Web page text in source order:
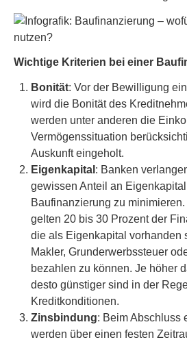
Wichtige Kriterien bei einer
Bonität: Vor der Bewilligung
wird die Bonität des
werden unter anderen die
Vermögenssituation
Auskunft eingeholt.
Eigenkapital : Banken
gewissen Anteil an
Baufinanzierung zu
gelten 20 bis 30 Prozent der
die als Eigenkapital vorhanden
Makler, Grunderwerbssteuer
bezahlen zu können. Je höher
desto günstiger sind in der
Kreditkonditionen.
Zinsbindung: Beim Abschluss
werden über einen festen